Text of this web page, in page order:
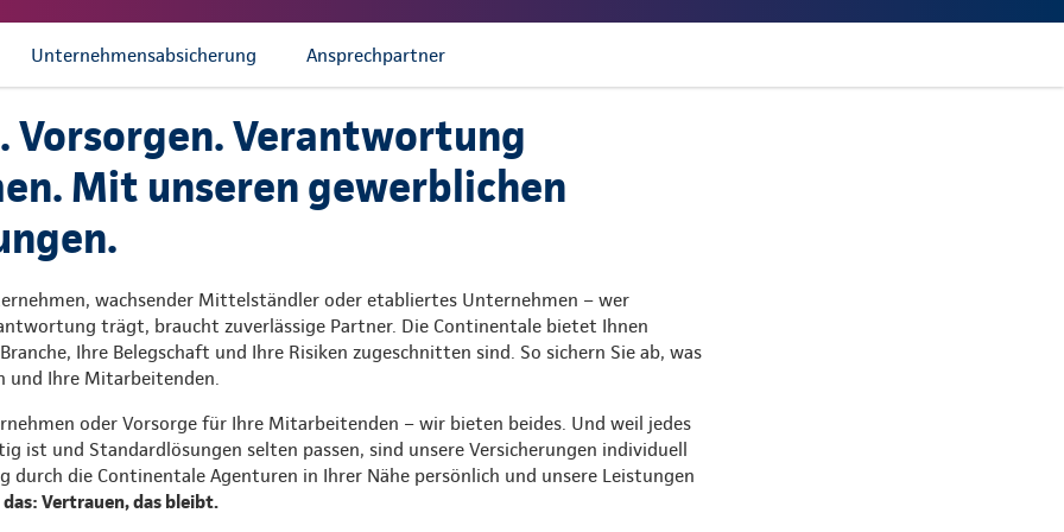
Unternehmensabsicherung Ansprechpartner
Vorsorgen. Verantwortung
Mit unseren gewerblichen
wachsender Mittelständler oder etabliertes Unternehmen – wer
trägt, braucht zuverlässige Partner. Die Continentale bietet Ihnen
Ihre Belegschaft und Ihre Risiken zugeschnitten sind. So sichern Sie ab, was
und Ihre Mitarbeitenden.
oder Vorsorge für Ihre Mitarbeitenden – wir bieten beides. Und weil jedes
ist und Standardlösungen selten passen, sind unsere Versicherungen individuell
durch die Continentale Agenturen in Ihrer Nähe persönlich und unsere Leistungen
Vertrauen, das bleibt.